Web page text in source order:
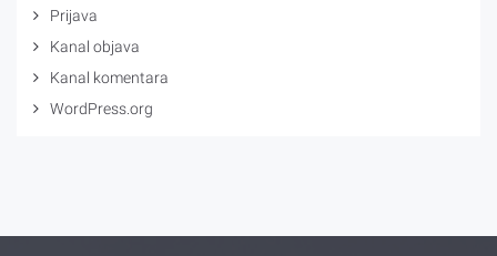
Prijava
Kanal objava
Kanal komentara
WordPress.org